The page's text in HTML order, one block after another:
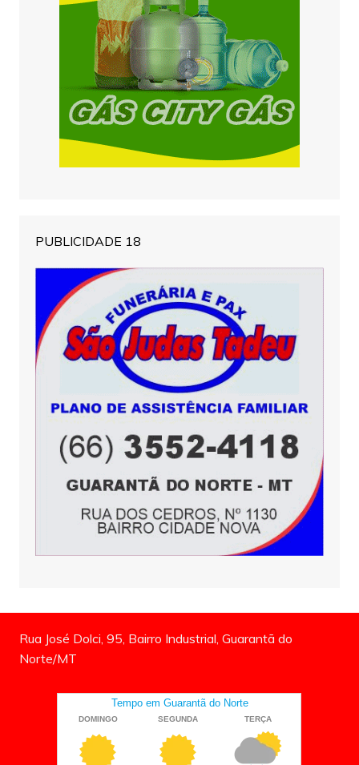
PUBLICIDADE 18
Rua José Dolci, 95, Bairro Industrial, Guarantã do
Norte/MT